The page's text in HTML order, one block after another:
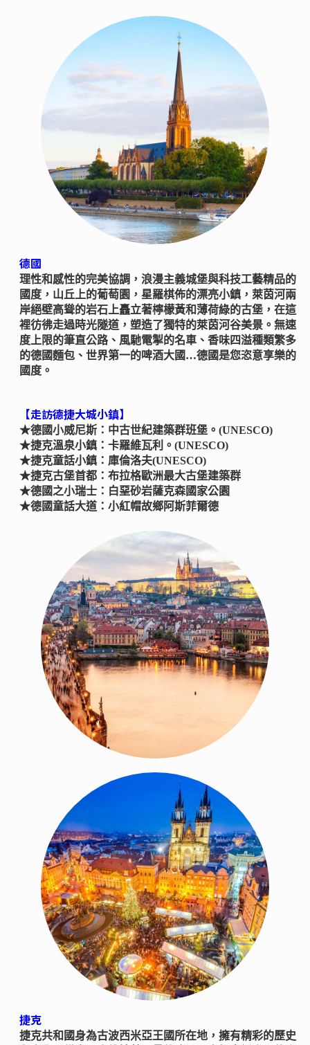
德國
理性和感性的完美協調，浪漫主義城堡與科技工藝精品的
國度，山丘上的葡萄園，星羅棋佈的漂亮小鎮，萊茵河兩
岸絕壁高聳的岩石上矗立著檸檬黃和薄荷綠的古堡，在這
裡彷彿走過時光隧道，塑造了獨特的萊茵河谷美景。無速
度上限的筆直公路、風馳電掣的名車、香味四溢種類繁多
的德國麵包、世界第一的啤酒大國…德國是您恣意享樂的
國度。
【走訪德捷大城小鎮】
★德國小威尼斯：中古世紀建築群班堡。(UNESCO)
★捷克溫泉小鎮：卡羅維瓦利。(UNESCO)
★捷克童話小鎮：庫倫洛夫(UNESCO)
★捷克古堡首都：布拉格歐洲最大古堡建築群
★德國之小瑞士：白堊砂岩薩克森國家公園
★德國童話大道：小紅帽故鄉阿斯菲爾德
捷克
捷克共和國身為古波西米亞王國所在地，擁有精彩的歷史